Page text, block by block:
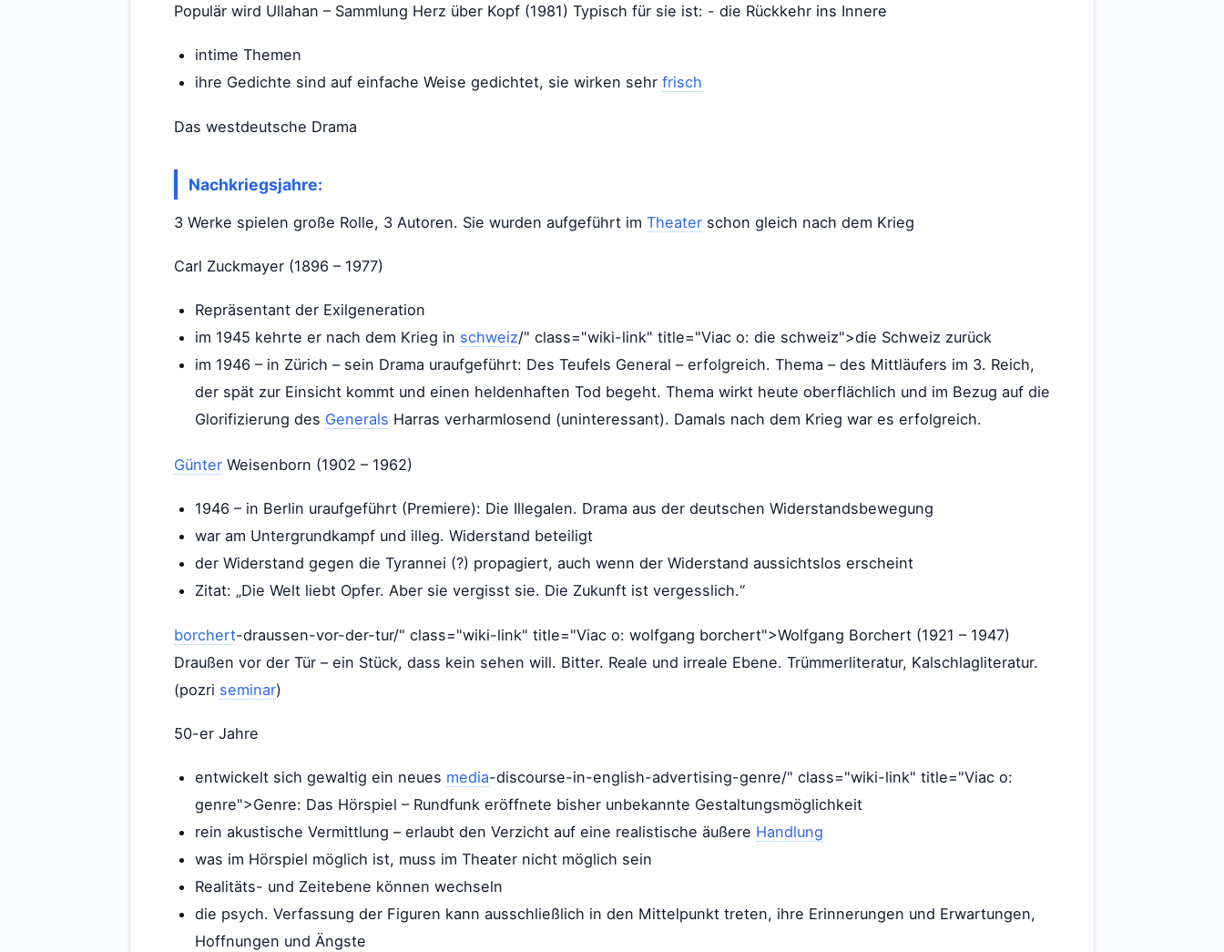
Populär wird Ullahan – Sammlung Herz über Kopf (1981) Typisch für sie ist: - die Rückkehr ins Innere
intime Themen
ihre Gedichte sind auf einfache Weise gedichtet, sie wirken sehr frisch
Das westdeutsche Drama
Nachkriegsjahre:
3 Werke spielen große Rolle, 3 Autoren. Sie wurden aufgeführt im Theater schon gleich nach dem Krieg
Carl Zuckmayer (1896 – 1977)
Repräsentant der Exilgeneration
im 1945 kehrte er nach dem Krieg in schweiz/" class="wiki-link" title="Viac o: die schweiz">die Schweiz zurück
im 1946 – in Zürich – sein Drama uraufgeführt: Des Teufels General – erfolgreich. Thema – des Mittläufers im 3. Reich,
der spät zur Einsicht kommt und einen heldenhaften Tod begeht. Thema wirkt heute oberflächlich und im Bezug auf die
Glorifizierung des Generals Harras verharmlosend (uninteressant). Damals nach dem Krieg war es erfolgreich.
Günter Weisenborn (1902 – 1962)
1946 – in Berlin uraufgeführt (Premiere): Die Illegalen. Drama aus der deutschen Widerstandsbewegung
war am Untergrundkampf und illeg. Widerstand beteiligt
der Widerstand gegen die Tyrannei (?) propagiert, auch wenn der Widerstand aussichtslos erscheint
Zitat: „Die Welt liebt Opfer. Aber sie vergisst sie. Die Zukunft ist vergesslich.“
borchert-draussen-vor-der-tur/" class="wiki-link" title="Viac o: wolfgang borchert">Wolfgang Borchert (1921 – 1947)
Draußen vor der Tür – ein Stück, dass kein sehen will. Bitter. Reale und irreale Ebene. Trümmerliteratur, Kalschlagliteratur.
(pozri seminar)
50-er Jahre
entwickelt sich gewaltig ein neues media-discourse-in-english-advertising-genre/" class="wiki-link" title="Viac o:
genre">Genre: Das Hörspiel – Rundfunk eröffnete bisher unbekannte Gestaltungsmöglichkeit
rein akustische Vermittlung – erlaubt den Verzicht auf eine realistische äußere Handlung
was im Hörspiel möglich ist, muss im Theater nicht möglich sein
Realitäts- und Zeitebene können wechseln
die psych. Verfassung der Figuren kann ausschließlich in den Mittelpunkt treten, ihre Erinnerungen und Erwartungen,
Hoffnungen und Ängste